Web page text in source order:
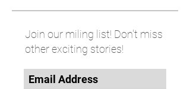
Join our miling list! Don't miss
other exciting stories!